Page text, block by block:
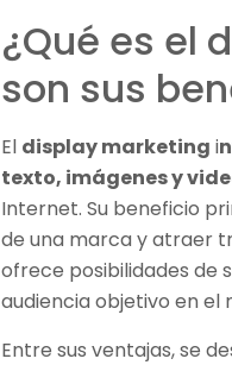
¿Qué es el
son sus
El display marketing i
texto, imágenes y
Internet. Su beneficio
de una marca y atraer
ofrece posibilidades de
audiencia objetivo en el
Entre sus ventajas, se